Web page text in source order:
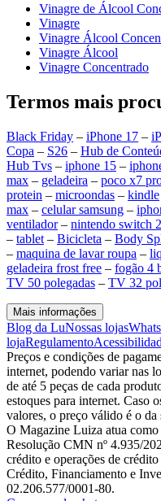
Vinagre de Álcool
Vinagre
Vinagre Álcool
Vinagre Álcool
Vinagre Concentrado
Termos mais
Black Friday – iPhone 17 –
Copa – S26 – Hub de
Hub Tvs – iphone 15 –
max – geladeira – poco x7
protein – microondas – kindle
max – celular samsung –
ventilador– nintendo switch 2
– tablet – Bicicleta – Body
– maquina de lavar roupa –
geladeira frost free – fogão 4
TV 50 polegadas – TV 32
Mais informações
Blog da LuNossas lojas
lojaRegulamento
Preços e condições de
internet, podendo variar nas
de até 5 peças de cada
estoques para internet. Caso
valores, o preço válido é o da
O Magazine Luiza atua como
Resolução CMN nº 4.935/
crédito e operações de
Crédito, Financiamento e
02.206.577/0001-80.